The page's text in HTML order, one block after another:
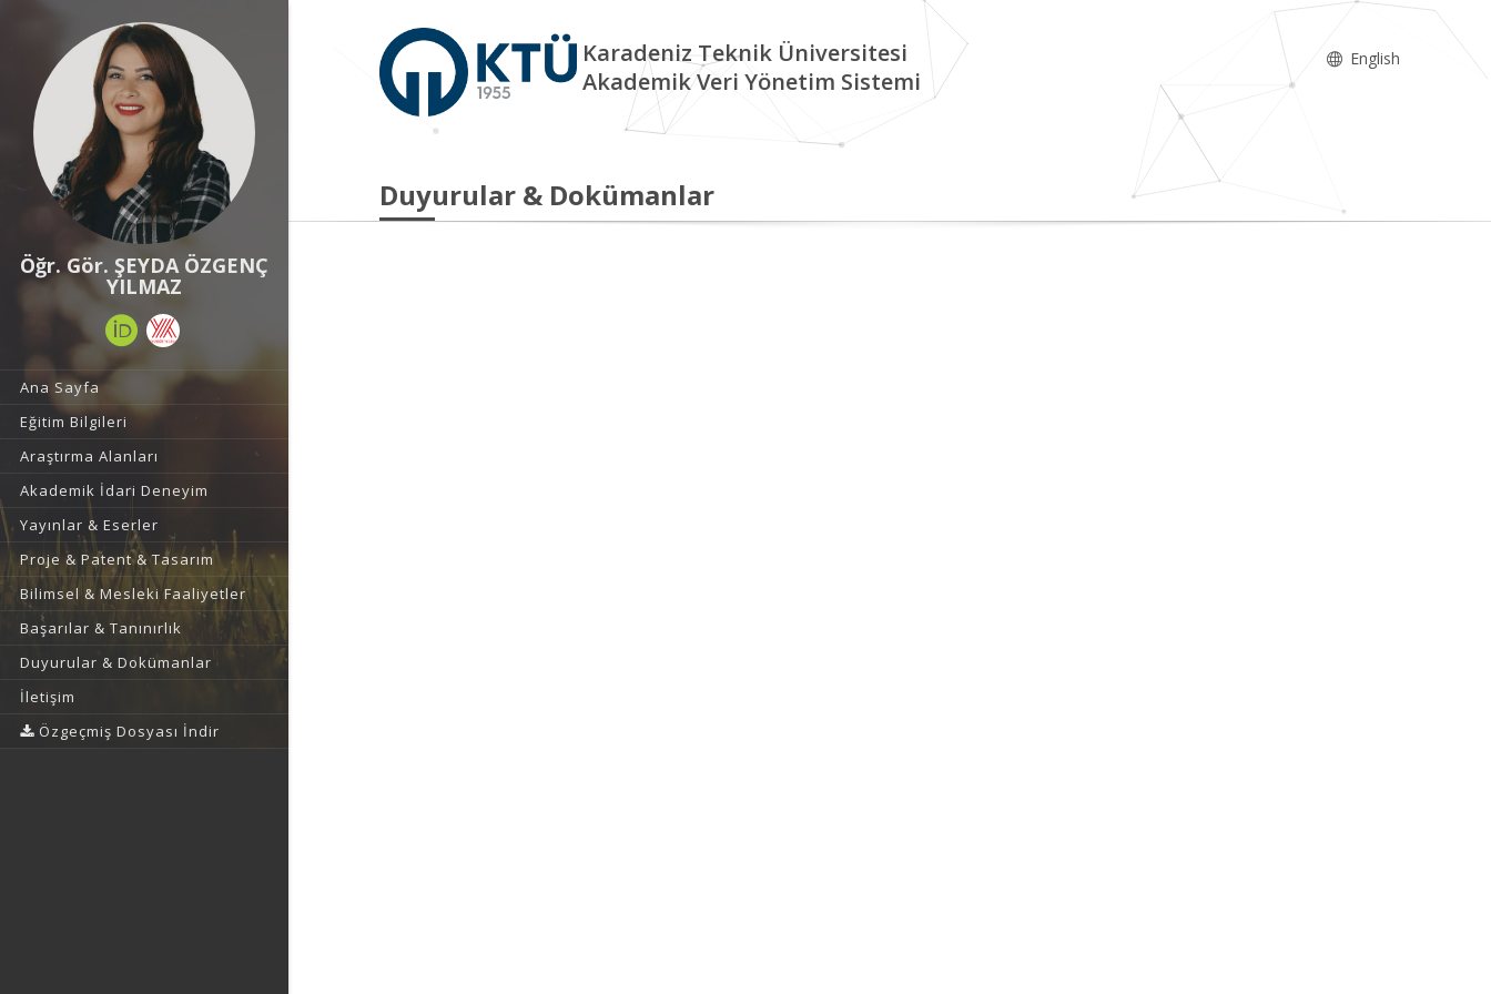
Öğr. Gör. ŞEYDA ÖZGENÇ
YILMAZ
Ana Sayfa
Eğitim Bilgileri
Araştırma Alanları
Akademik İdari Deneyim
Yayınlar & Eserler
Proje & Patent & Tasarım
Bilimsel & Mesleki Faaliyetler
Başarılar & Tanınırlık
Duyurular & Dokümanlar
İletişim
Özgeçmiş Dosyası İndir
Karadeniz Teknik Üniversitesi
Akademik Veri Yönetim Sistemi
English
Duyurular & Dokümanlar